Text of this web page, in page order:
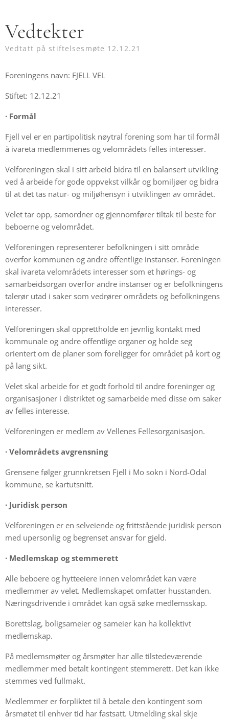
Vedtekter
Vedtatt på stiftelsesmøte 12.12.21
Foreningens navn: FJELL VEL
Stiftet: 12.12.21
· Formål
Fjell vel er en partipolitisk nøytral forening som har til formål
å ivareta medlemmenes og velområdets felles interesser.
Velforeningen skal i sitt arbeid bidra til en balansert utvikling
ved å arbeide for gode oppvekst vilkår og bomiljøer og bidra
til at det tas natur- og miljøhensyn i utviklingen av området.
Velet tar opp, samordner og gjennomfører tiltak til beste for
beboerne og velområdet.
Velforeningen representerer befolkningen i sitt område
overfor kommunen og andre offentlige instanser. Foreningen
skal ivareta velområdets interesser som et hørings- og
samarbeidsorgan overfor andre instanser og er befolkningens
talerør utad i saker som vedrører områdets og befolkningens
interesser.
Velforeningen skal opprettholde en jevnlig kontakt med
kommunale og andre offentlige organer og holde seg
orientert om de planer som foreligger for området på kort og
på lang sikt.
Velet skal arbeide for et godt forhold til andre foreninger og
organisasjoner i distriktet og samarbeide med disse om saker
av felles interesse.
Velforeningen er medlem av Vellenes Fellesorganisasjon.
· Velområdets avgrensning
Grensene følger grunnkretsen Fjell i Mo sokn i Nord-Odal
kommune, se kartutsnitt.
· Juridisk person
Velforeningen er en selveiende og frittstående juridisk person
med upersonlig og begrenset ansvar for gjeld.
· Medlemskap og stemmerett
Alle beboere og hytteeiere innen velområdet kan være
medlemmer av velet. Medlemskapet omfatter husstanden.
Næringsdrivende i området kan også søke medlemsskap.
Borettslag, boligsameier og sameier kan ha kollektivt
medlemskap.
På medlemsmøter og årsmøter har alle tilstedeværende
medlemmer med betalt kontingent stemmerett. Det kan ikke
stemmes ved fullmakt.
Medlemmer er forpliktet til å betale den kontingent som
årsmøtet til enhver tid har fastsatt. Utmelding skal skje